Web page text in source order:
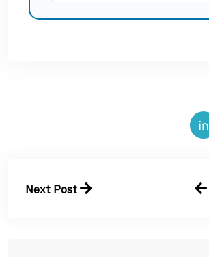
Next Post